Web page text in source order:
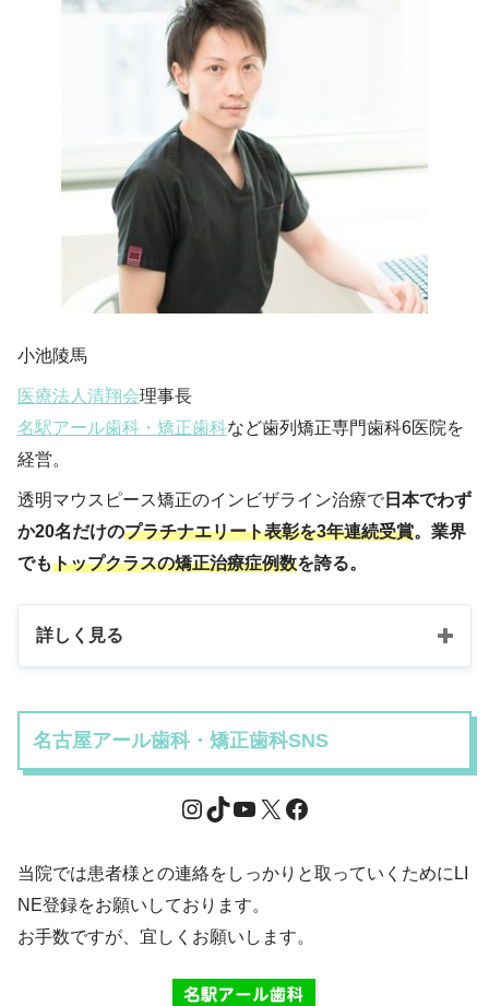
小池陵馬
医療法人清翔会理事長
名駅アール歯科・矯正歯科など歯列矯正専門歯科6医院を
経営。
透明マウスピース矯正のインビザライン治療で 日本でわず
か20名だけのプラチナエリート表彰を3年連続受賞。業界
でもトップクラスの矯正治療症例数を誇る。
詳しく見る
名古屋アール歯科・矯正歯科SNS
当院では患者様との連絡をしっかりと取っていくためにLI
NE登録をお願いしております。
お手数ですが、宜しくお願いします。